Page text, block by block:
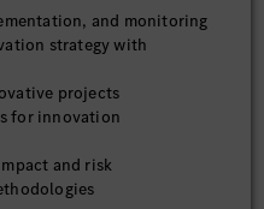
and monitoring
strategy with
projects
for innovation
and risk